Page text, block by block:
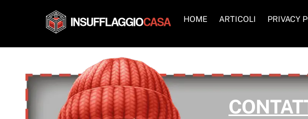
HOME ARTICOLI PRIVACY